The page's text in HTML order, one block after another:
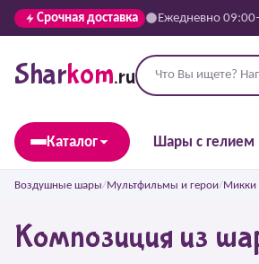
Срочная доставка Ежедневно
Sharkom.ru
Каталог Шары с гелием
Воздушные шары/Мультфильмы и герои/Микки
Композиция из